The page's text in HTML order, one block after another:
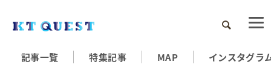
検索
記事一覧 特集記事 MAP インスタグラ